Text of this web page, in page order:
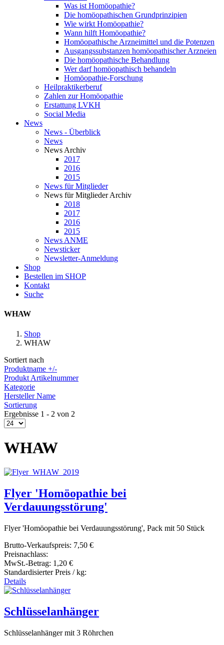
Was ist Homöopathie?
Die homöopathischen Grundprinzipien
Wie wirkt Homöopathie?
Wann hilft Homöopathie?
Homöopathische Arzneimittel und die Potenzen
Ausgangssubstanzen homöopathischer Arzneien
Die homöopathische Behandlung
Wer darf homöopathisch behandeln
Homöopathie-Forschung
Heilpraktikerberuf
Zahlen zur Homöopathie
Erstattung LVKH
Social Media
News
News - Überblick
News
News Archiv
2017
2016
2015
News für Mitglieder
News für Mitglieder Archiv
2018
2017
2016
2015
News ANME
Newsticker
Newsletter-Anmeldung
Shop
Bestellen im SHOP
Kontakt
Suche
WHAW
Shop
WHAW
Sortiert nach
Produktname +/-
Produkt Artikelnummer
Kategorie
Hersteller Name
Sortierung
Ergebnisse 1 - 2 von 2
WHAW
Flyer 'Homöopathie bei
Verdauungsstörung'
Flyer 'Homöopathie bei Verdauungsstörung', Pack mit 50 Stück
Brutto-Verkaufspreis: 7,50 €
Preisnachlass:
MwSt.-Betrag: 1,20 €
Standardisierter Preis / kg:
Details
Schlüsselanhänger
Schlüsselanhänger mit 3 Röhrchen